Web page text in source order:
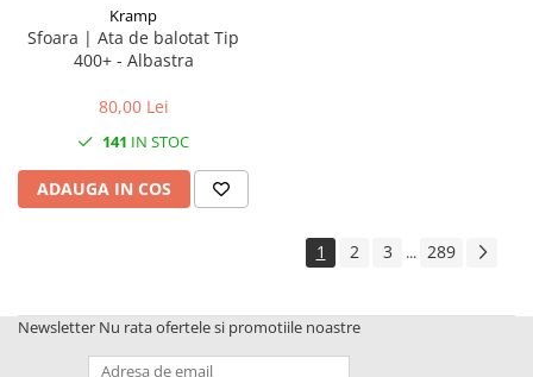
2.4.4. Combine
2.4.5. Diverse
2.5. Zootehnie
2.5.2. Garduri electrice
2.5.4. Accesorii insilozare si
Kramp
Sfoara | Ata de balotat Tip
400+ - Albastra
80,00 Lei
141 IN STOC
ADAUGA IN COS
1 2 3 ... 289
Newsletter Nu rata ofertele si promotiile noastre